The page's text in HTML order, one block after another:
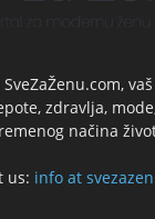
zdravlja,
načina
us: info at